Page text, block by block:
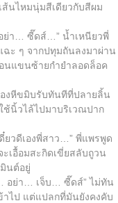
ส้นไหมนุ่มสีเดียวกับสีผม
า… ซี๊ดส์…” น้ำเหนียวพี่
ะ ๆ จากปทุมถันลงมาผ่าน
นแขนซ้ายกำยำลอดล็อค
งหีขมิบรับทันทีที่ปลายลิ้น
ช้นิ้วไล้ไปมาบริเวณปาก
ยวดีเองพี่สาว…” พี่แพรพูด
เอื้อมสะกิดเขี่ยสลับถูวน
นต์อยู่
อย่า… เจ็บ… ซี๊ดส์” ไม่ทัน
ไป แต่แปลกที่มันยังคงคับ